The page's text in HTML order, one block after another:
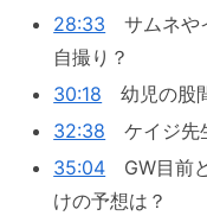
28:33 サムネや
自撮り？
30:18 幼児の股
32:38 ケイジ先
35:04 GW目前
けの予想は？